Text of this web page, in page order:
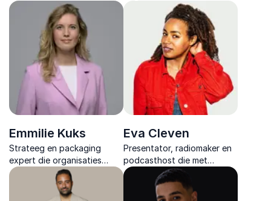
strategisch denker die
bedrijven leert hoe
krachtige video’s zorgen
voor zichtbaarheid,
vertrouwen en groei op
social media.
nieuwsgierigheid, verbinding
en scherpe vragen inzet om
elk programma helder en
sprankelend te maken.
Emmilie Kuks
Strateeg en packaging
expert die organisaties
helpt scherpe keuzes te
maken onder druk van
duurzaamheid, wetgeving
Eva Cleven
Presentator, radiomaker en
podcasthost die met
energie en inhoud
gesprekken opent, verdiept
en verbindt binnen